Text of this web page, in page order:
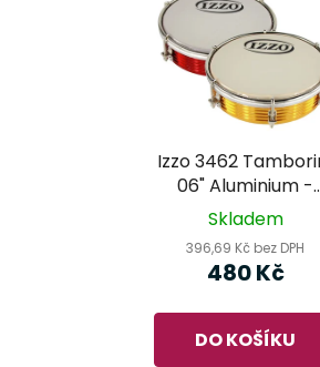
Izzo 3462
06" Aluminium -
rytmický bubínek
Skladem
396,69 Kč bez DPH
480 Kč
DO KOŠÍKU